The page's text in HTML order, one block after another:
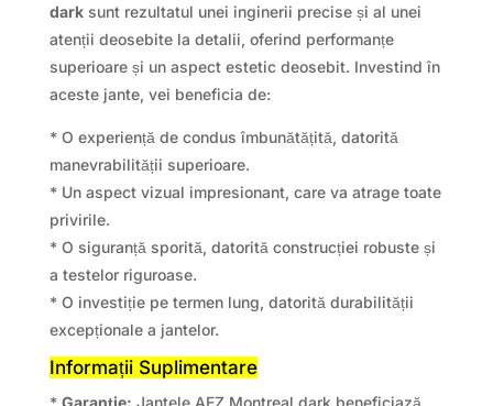
darksunt rezultatul unei inginerii precise și al unei
atenții deosebite la detalii, oferind performanțe
superioare și un aspect estetic deosebit. Investind în
aceste jante, vei beneficia de:
* O experiență de condus îmbunătățită, datorită
manevrabilității superioare.
* Un aspect vizual impresionant, care va atrage toate
privirile.
* O siguranță sporită, datorită construcției robuste și
a testelor riguroase.
* O investiție pe termen lung, datorită durabilității
excepționale a jantelor.
Informații Suplimentare
* Garanție: Jantele AEZ Montreal dark beneficiază